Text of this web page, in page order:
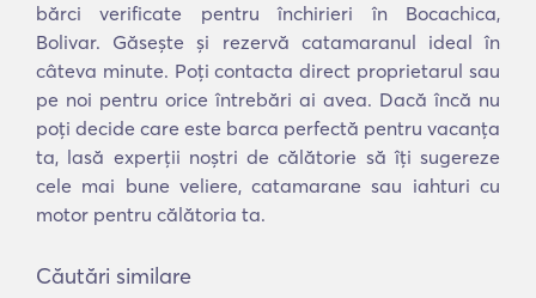
bărci verificate pentru închirieri în Bocachica,
Bolivar. Găsește și rezervă catamaranul ideal în
câteva minute. Poți contacta direct proprietarul sau
pe noi pentru orice întrebări ai avea. Dacă încă nu
poți decide care este barca perfectă pentru vacanța
ta, lasă experții noștri de călătorie să îți sugereze
cele mai bune veliere, catamarane sau iahturi cu
motor pentru călătoria ta.
Căutări similare